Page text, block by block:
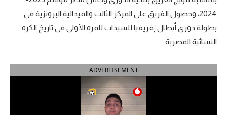
الدوري الإسباني
الدوري الإيطالي
الدوري الفرنسي
الدوري السعودي للمحترفين
2024، وحصول الفريق على المركز الثالث والميدالية البرونزية في
بطولة دوري أبطال إفريقيا للسيدات للمرة الأولى في تاريخ الكرة
النسائية المصرية.
ADVERTISEMENT